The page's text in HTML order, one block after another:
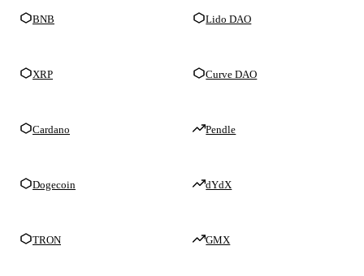
BNB
XRP
Cardano
Dogecoin
TRON
Lido DAO
Curve DAO
Pendle
dYdX
GMX